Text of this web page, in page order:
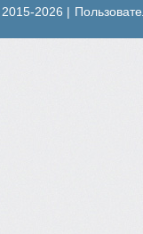
2026 |